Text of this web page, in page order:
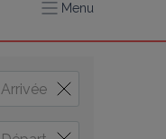
Menu